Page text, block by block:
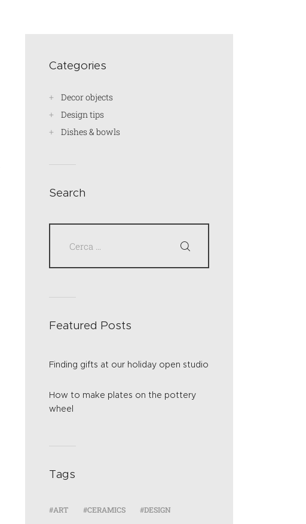
Categories
Decor objects
Design tips
Dishes & bowls
Search
Featured Posts
Finding gifts at our holiday open studio
How to make plates on the pottery
wheel
Tags
ART CERAMICS DESIGN